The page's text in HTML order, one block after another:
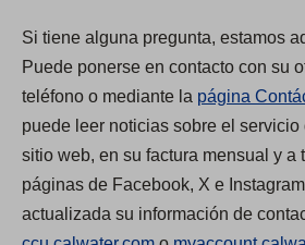
Si tiene alguna pregunta, estamos
Puede ponerse en contacto con su
teléfono o mediante la página
puede leer noticias sobre el
sitio web, en su factura mensual y a
páginas de Facebook, X e
actualizada su información de